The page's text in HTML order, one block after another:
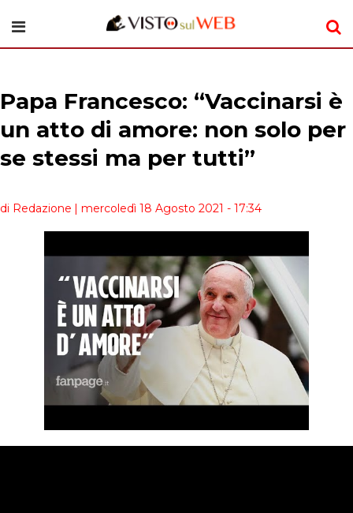
Papa Francesco: “Vaccinarsi è
un atto di amore: non solo per
se stessi ma per tutti”
di Redazione | mercoledì 18 Agosto 2021 - 17:34